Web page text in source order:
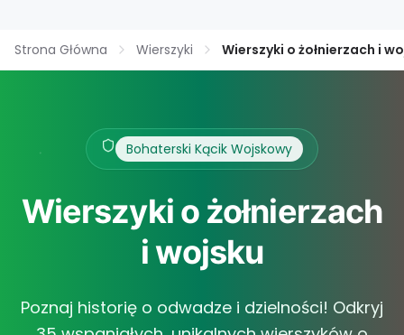
Strona Główna Wierszyki Wierszyki o żołnierzach i
Bohaterski Kącik Wojskowy
Wierszyki o żołnierzach
i wojsku
Poznaj historię o odwadze i dzielności! Odkryj